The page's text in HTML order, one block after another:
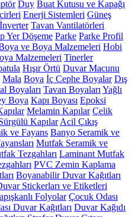
Duy Buat Kutusu ve Kapağı
Enerji Sistemleri Güneş
İnverter Tavan Vantilatörleri
Yer Döşeme Parke Parke Profil
ve Boya Malzemeleri Hobi
Malzemeleri Tinerler
Hışır Örtü Duvar Macunu
Mala Boya İç Cephe Boyalar Dış
Boyaları Tavan Boyaları Yağlı
Boya Kapı Boyası Epoksi
Melamin Kapılar Çelik
Kapılar Acil Çıkış
ve Fayans Banyo Seramik ve
Mutfak Seramik ve
Tezgahları Laminant Mutfak
PVC Zemin Kaplama
Boyanabilir Duvar Kağıtları
Stickerları ve Etiketleri
Folyolar Çocuk Odası
Duvar Kağıtları Duvar Kağıdı